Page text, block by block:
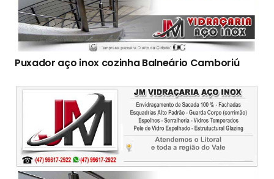
Puxador aço inox cozinha Balneário Camboriú